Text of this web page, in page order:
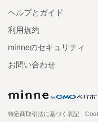
ヘルプとガイド
利用規約
minneのセキュリティ
お問い合わせ
特定商取引法に基づく表記